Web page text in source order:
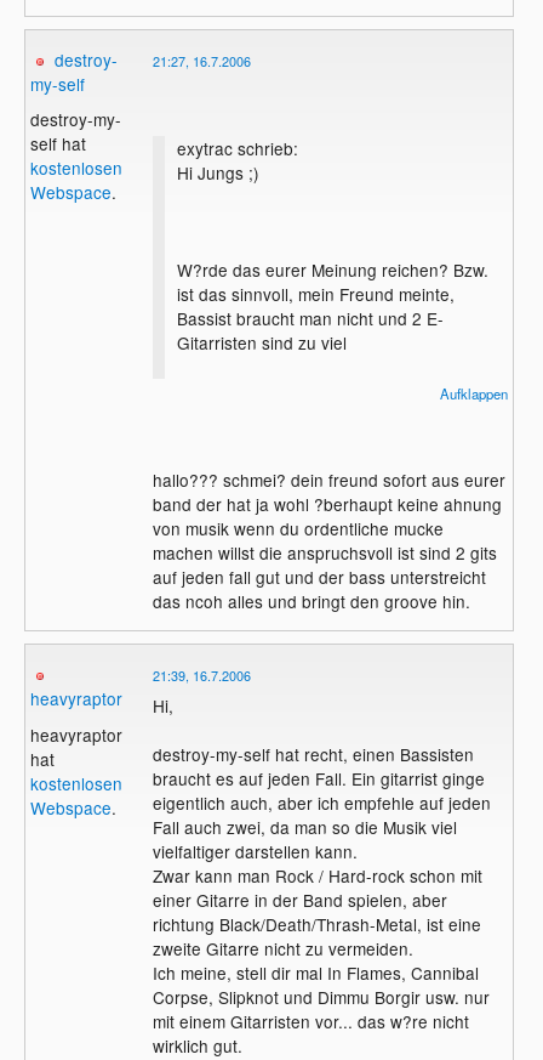
destroy-
my-self
destroy-my-
self hat
kostenlosen
Webspace.
21:27, 16.7.2006
exytrac schrieb:
Hi Jungs ;)
W?rde das eurer Meinung reichen? Bzw.
ist das sinnvoll, mein Freund meinte,
Bassist braucht man nicht und 2 E-
Gitarristen sind zu viel
Aufklappen
hallo??? schmei? dein freund sofort aus eurer
band der hat ja wohl ?berhaupt keine ahnung
von musik wenn du ordentliche mucke
machen willst die anspruchsvoll ist sind 2 gits
auf jeden fall gut und der bass unterstreicht
das ncoh alles und bringt den groove hin.
heavyraptor
heavyraptor
hat
kostenlosen
Webspace.
21:39, 16.7.2006
Hi,
destroy-my-self hat recht, einen Bassisten
braucht es auf jeden Fall. Ein gitarrist ginge
eigentlich auch, aber ich empfehle auf jeden
Fall auch zwei, da man so die Musik viel
vielfaltiger darstellen kann.
Zwar kann man Rock / Hard-rock schon mit
einer Gitarre in der Band spielen, aber
richtung Black/Death/Thrash-Metal, ist eine
zweite Gitarre nicht zu vermeiden.
Ich meine, stell dir mal In Flames, Cannibal
Corpse, Slipknot und Dimmu Borgir usw. nur
mit einem Gitarristen vor... das w?re nicht
wirklich gut.